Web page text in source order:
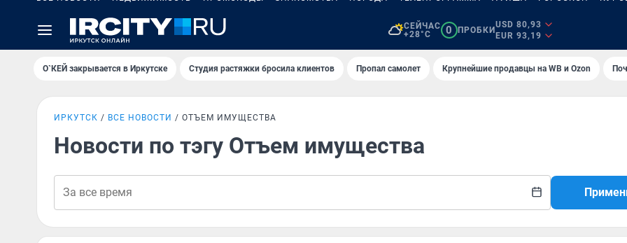
СЕЙЧАС
+28°C
0 ПРОБКИ
USD 80,93
EUR 93,19
О`КЕЙ закрывается в Иркутске Студия растяжки бросила клиентов Пропал самолет Крупнейшие продавцы на WB и Ozon
ИРКУТСК ВСЕ НОВОСТИ ОТЪЕМ ИМУЩЕСТВА
Новости по тэгу Отъем имущества